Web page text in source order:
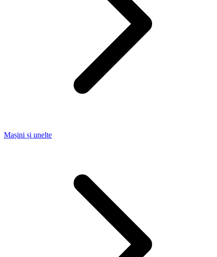
Mașini și unelte